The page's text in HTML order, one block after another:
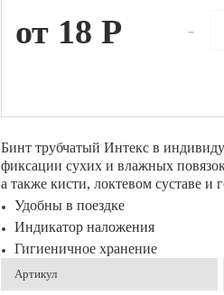
от 18 P -
Бинт трубчатый Интекс в
фиксации сухих и влажных
а также кисти, локтевом суставе и
Удобны в поездке
Индикатор наложения
Гигиеничное хранение
Артикул